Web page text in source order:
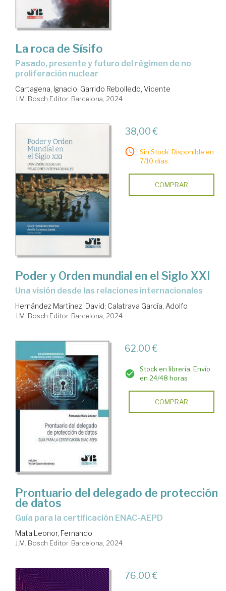
La roca de Sísifo
Pasado, presente y futuro del régimen de no
proliferación nuclear
Cartagena, Ignacio; Garrido Rebolledo, Vicente
J.M. Bosch Editor. Barcelona, 2024
38,00 €
Sin Stock. Disponible en
7/10 días.
COMPRAR
Poder y Orden mundial en el Siglo XXI
una visión desde las relaciones internacionales
Hernández Martínez, David; Calatrava García, Adolfo
J.M. Bosch Editor. Barcelona, 2024
62,00 €
Stock en librería. Envío
en 24/48 horas
COMPRAR
Prontuario del delegado de protección
de datos
Guía para la certificación ENAC-AEPD
Mata Leonor, Fernando
J.M. Bosch Editor. Barcelona, 2024
76,00 €